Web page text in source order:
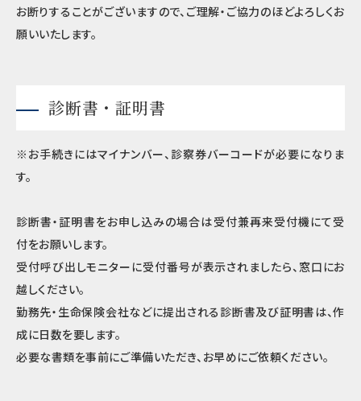
お断りすることがございますので、ご理解・ご協力のほどよろしくお
願いいたします。
診断書・証明書
※お手続きにはマイナンバー、診察券バーコードが必要になりま
す。
診断書・証明書をお申し込みの場合は受付兼再来受付機にて受
付をお願いします。
受付呼び出しモニターに受付番号が表示されましたら、窓口にお
越しください。
勤務先・生命保険会社などに提出される診断書及び証明書は、作
成に日数を要します。
必要な書類を事前にご準備いただき、お早めにご依頼ください。